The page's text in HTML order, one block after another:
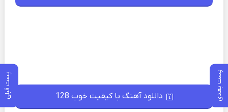
پست بعدی پست قبلی دانلود آهنگ با کیفیت خوب 128